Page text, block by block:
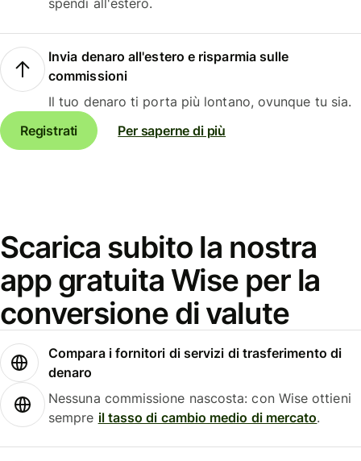
spendi all'estero.
Invia denaro all'estero e risparmia sulle
commissioni
Il tuo denaro ti porta più lontano, ovunque tu sia.
Registrati
Per saperne di più
Scarica subito la nostra
app gratuita Wise per la
conversione di valute
Compara i fornitori di servizi di trasferimento di
denaro
Nessuna commissione nascosta: con Wise ottieni
sempre il tasso di cambio medio di mercato.